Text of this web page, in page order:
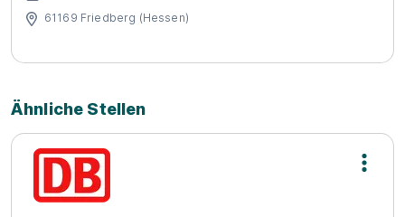
61169 Friedberg (Hessen)
Ähnliche Stellen